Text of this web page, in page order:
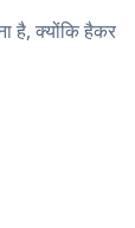
है, क्योंकि हैकर